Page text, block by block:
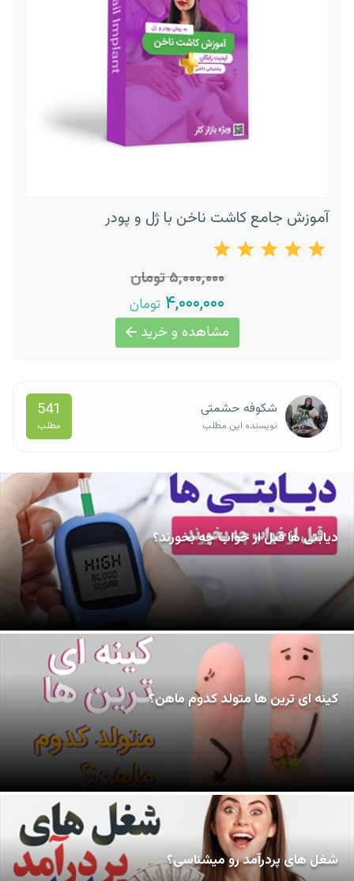
آموزش جامع کاشت ناخن با ژل و پودر
۵,۰۰۰,۰۰۰ تومان
۴,۰۰۰,۰۰۰ تومان
مشاهده و خرید
شکوفه حشمتی
نویسنده این مطلب
541
مطلب
دیابتی ها قبل از خواب چه بخورند؟
کینه ای ترین ها متولد کدوم ماهن؟
شغل های پردرآمد رو میشناسی؟